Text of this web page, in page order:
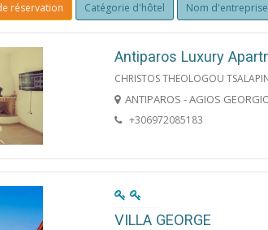
réservation Catégorie d'hôtel Nom d'entreprise
Antiparos Luxury
CHRISTOS THEOLOGOU
ANTIPAROS - AGIOS
+306972085183
VILLA GEORGE